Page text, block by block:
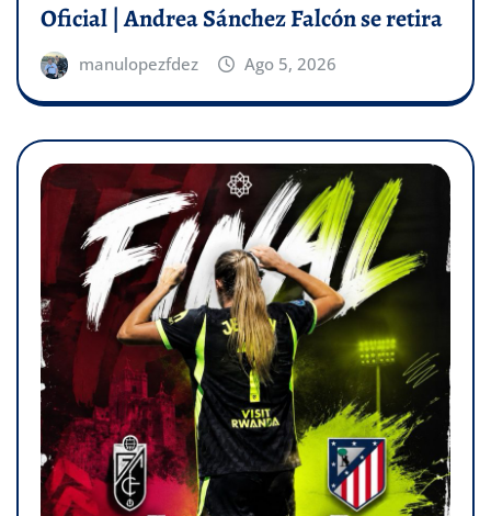
Oficial | Andrea Sánchez Falcón se retira
manulopezfdez Ago 5, 2026